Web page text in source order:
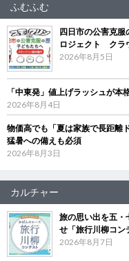
ふむふむ
四日市の公害克
ロジェクト クラ
2026年8月5日
「中東発」値上げラッシュが
2026年8月4日
物価高でも「夏は家族で長距離
猛暑への備えも必須
2026年8月3日
カルチャー
旅の思い出を五
せ「旅行川柳コン
2026年8月7日